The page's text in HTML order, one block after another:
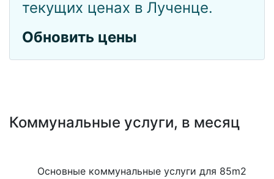
текущих ценах в Лученце.
Обновить цены
Коммунальные услуги, в месяц
Основные коммунальные услуги для 85m2